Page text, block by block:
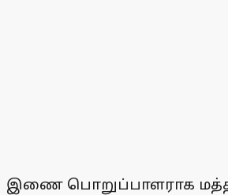
இணை பொறுப்பாளராக